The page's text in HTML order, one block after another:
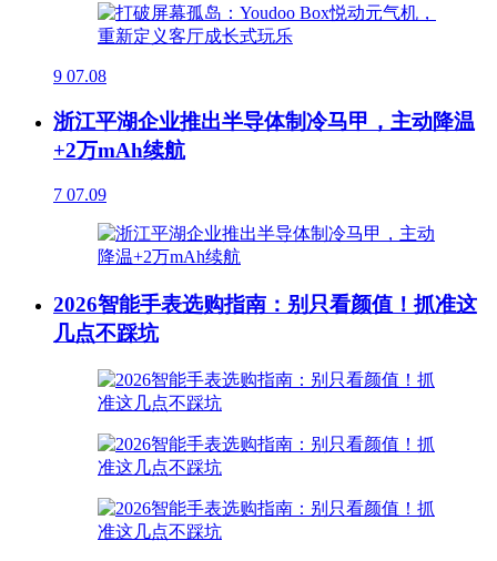
9 07.08
浙江平湖企业推出半导体制冷马甲，主动降温
+2万mAh续航
7 07.09
2026智能手表选购指南：别只看颜值！抓准这
几点不踩坑